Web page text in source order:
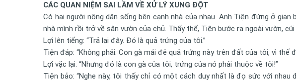
CÁC QUAN NIỆM SAI LẦM VỀ XỬ LÝ XUNG ĐỘT
Có hai người nông dân sống bên cạnh nhà của nhau. Anh Tiện đứng ở
nhà mình rồi trở về sân vườn của chủ. Thấy thế, Tiện bước ra ngoài vườn,
Lợi lên tiếng: “Trả lại đây. Đó là quả trứng của tôi.”
Tiện đáp: “Không phải. Con gà mái đẻ quả trứng này trên đất của tôi, vì thế
Lợi vặc lại: “Nhưng đó là con gà của tôi, trứng của nó phải thuộc về tôi!”
Tiện bảo: “Nghe này, tôi thấy chỉ có một cách duy nhất là đọ sức với